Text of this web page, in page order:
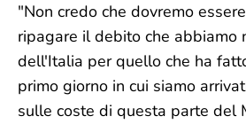
"Non credo che dovremo
ripagare il debito che abbiamo
dell'Italia per quello che ha
primo giorno in cui siamo
sulle coste di questa parte del